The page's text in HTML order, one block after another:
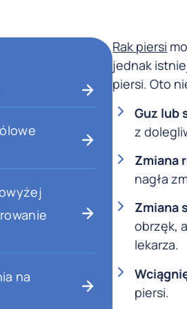
na
Rak piersi
jednak
piersi. Oto
Guz lub
z
Zmiana
nagła
Zmiana
obrzęk,
lekarza.
piersi.